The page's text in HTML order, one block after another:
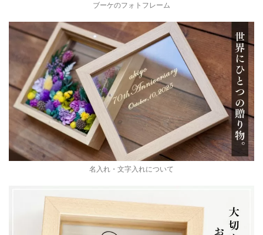
ブーケのフォトフレーム
名入れ・文字入れについて